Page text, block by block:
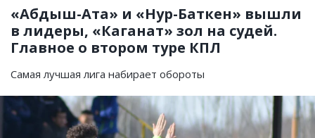
«Абдыш-Ата» и «Нур-Баткен» вышли
в лидеры, «Каганат» зол на судей.
Главное о втором туре КПЛ
Самая лучшая лига набирает обороты